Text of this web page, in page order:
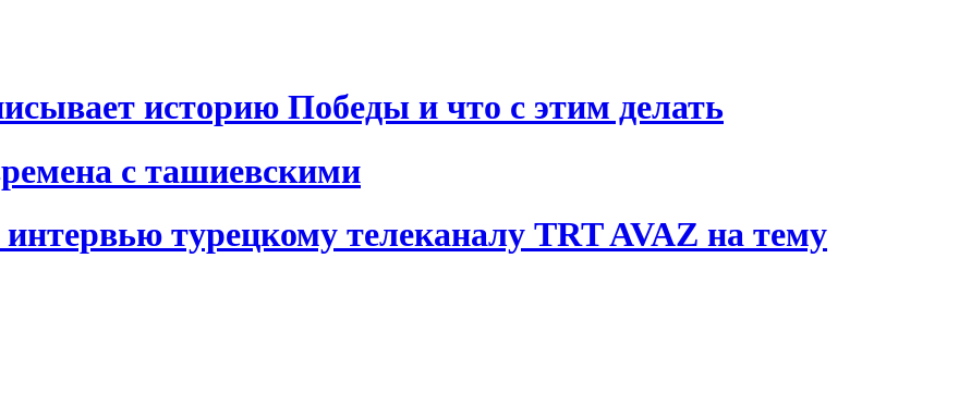
историю Победы и что с этим делать
с ташиевскими
турецкому телеканалу TRT AVAZ на тему